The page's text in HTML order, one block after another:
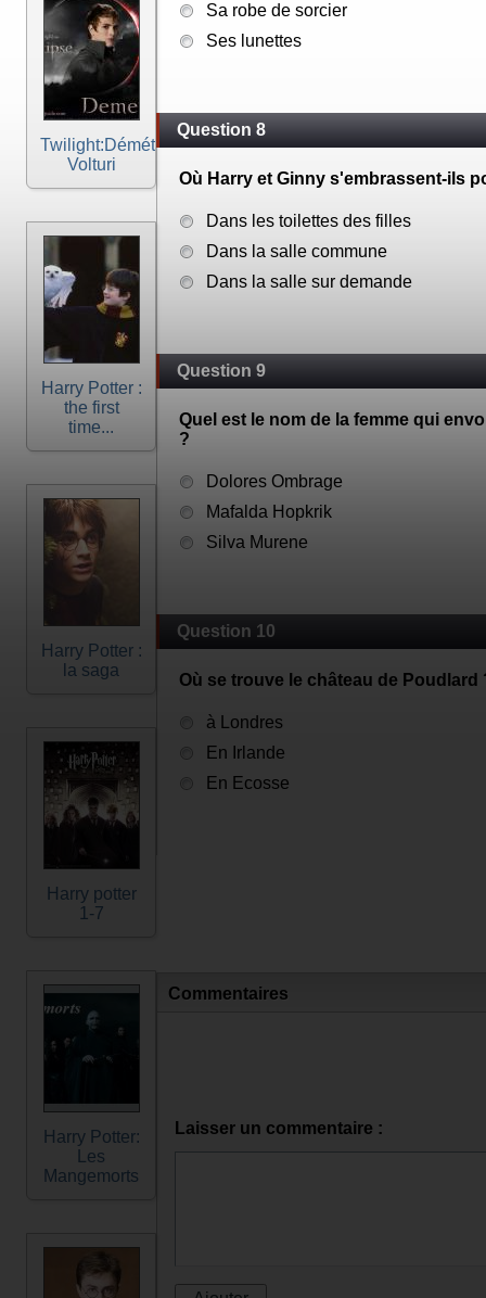
Twilight:Démétri
Volturi
Harry Potter :
the first
time...
Harry Potter :
la saga
Harry potter
1-7
Harry Potter:
Les
Mangemorts
Sa robe de sorcier
Ses lunettes
Question 8
Où Harry et Ginny s'embrassent-ils
Dans les toilettes des filles
Dans la salle commune
Dans la salle sur demande
Question 9
Quel est le nom de la femme qui
?
Dolores Ombrage
Mafalda Hopkrik
Silva Murene
Question 10
Où se trouve le château de Poudlard
à Londres
En Irlande
En Ecosse
Commentaires
Laisser un commentaire :